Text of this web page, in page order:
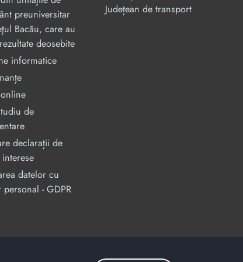
preuniversitar
Bacău, care au
deosebite
informatice
de
declarații de
datelor cu
personal - GDPR
Județean de transport